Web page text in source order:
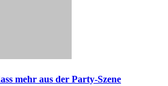
mehr aus der Party-Szene